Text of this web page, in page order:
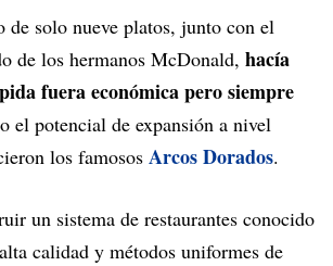
de solo nueve platos, junto con el
de los hermanos McDonald, hacía
fuera económica pero siempre
el potencial de expansión a nivel
los famosos Arcos Dorados.
un sistema de restaurantes conocido
calidad y métodos uniformes de